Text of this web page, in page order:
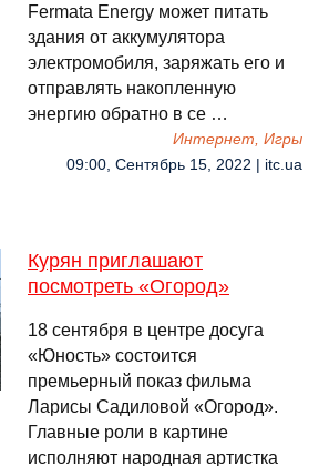
Fermata Energy может питать
здания от аккумулятора
электромобиля, заряжать его и
отправлять накопленную
энергию обратно в се …
Интернет, Игры
09:00, Сентябрь 15, 2022 | itc.ua
Курян приглашают
посмотреть «Огород»
18 сентября в центре досуга
«Юность» состоится
премьерный показ фильма
Ларисы Садиловой «Огород».
Главные роли в картине
исполняют народная артистка